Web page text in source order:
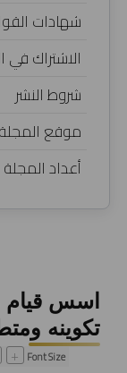
شهادات
الاشتراك في
شروط النشر
موقع المجلة
أعداد المجلة
اسس قيام
تكوينه
Font Size
+